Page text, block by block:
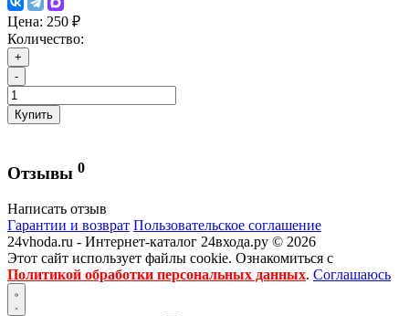
Цена: 250 ₽
Количество:
+
-
Купить
Отзывы 0
Написать отзыв
Гарантии и возврат Пользовательское соглашение
24vhoda.ru - Интернет-каталог 24входа.ру © 2026
Этот сайт использует файлы cookie. Ознакомиться с
Политикой обработки персональных данных. Соглашаюсь